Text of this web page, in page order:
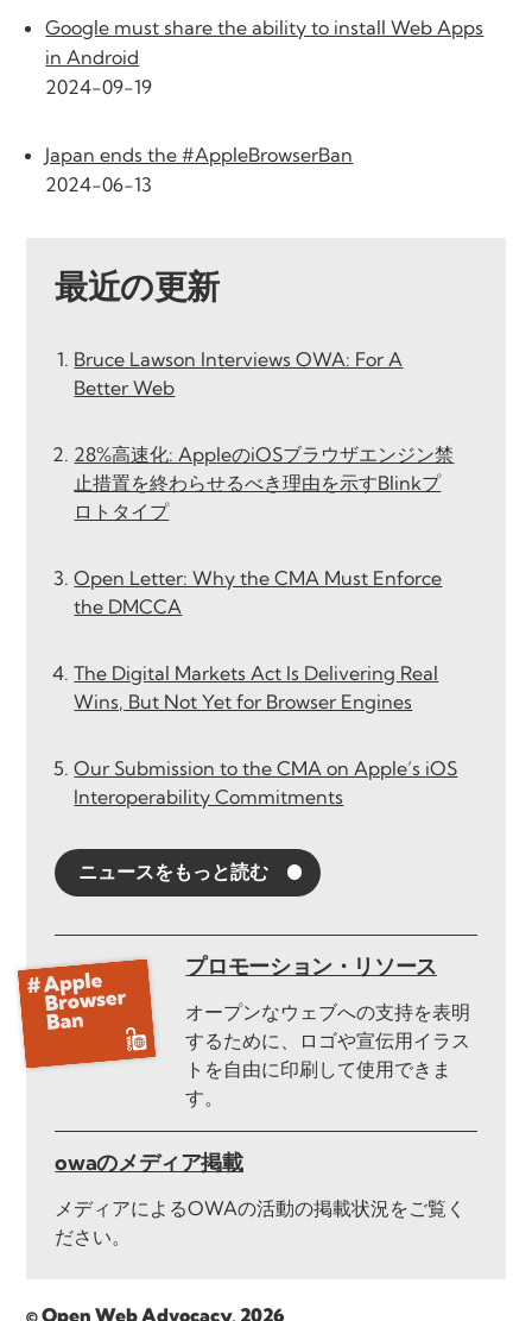
Google must share the ability to install Web Apps
in Android
2024-09-19
Japan ends the #AppleBrowserBan
2024-06-13
最近の更新
Bruce Lawson Interviews OWA: For A
Better Web
28%高速化: AppleのiOSブラウザエンジン禁
止措置を終わらせるべき理由を示すBlinkプ
ロトタイプ
Open Letter: Why the CMA Must Enforce
the DMCCA
The Digital Markets Act Is Delivering Real
Wins, But Not Yet for Browser Engines
Our Submission to the CMA on Apple’s iOS
Interoperability Commitments
ニュースをもっと読む
プロモーション・リソース
オープンなウェブへの支持を表明
するために、ロゴや宣伝用イラス
トを自由に印刷して使用できま
す。
owaのメディア掲載
メディアによるOWAの活動の掲載状況をご覧く
ださい。
© Open Web Advocacy, 2026